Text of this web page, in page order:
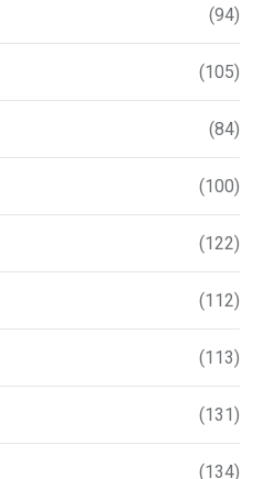
(94)
(105)
(84)
(100)
(122)
(112)
(113)
(131)
(134)